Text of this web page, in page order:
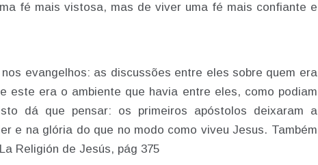
fé mais vistosa, mas de viver uma fé mais confiante e
evangelhos: as discussões entre eles sobre quem era
este era o ambiente que havia entre eles, como podiam
dá que pensar: os primeiros apóstolos deixaram a
e na glória do que no modo como viveu Jesus. Também
Religión de Jesús, pág 375